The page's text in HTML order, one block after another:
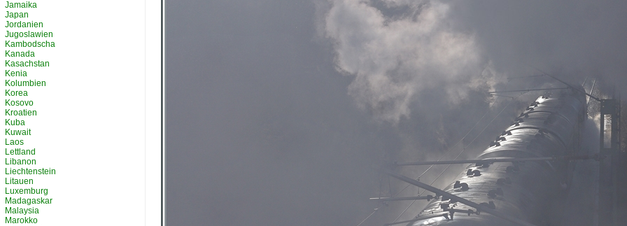
Jamaika
Japan
Jordanien
Jugoslawien
Kambodscha
Kanada
Kasachstan
Kenia
Kolumbien
Korea
Kosovo
Kroatien
Kuba
Kuwait
Laos
Lettland
Libanon
Liechtenstein
Litauen
Luxemburg
Madagaskar
Malaysia
Marokko